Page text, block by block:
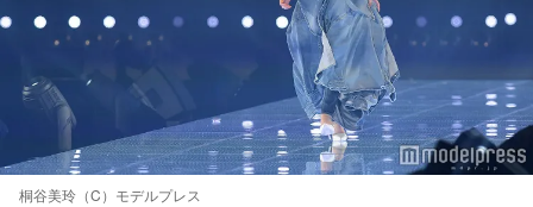
桐谷美玲（C）モデルプレス